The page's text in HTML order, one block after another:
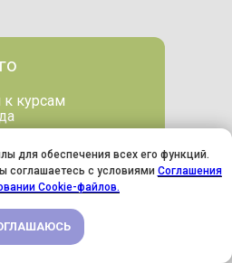
уроков
к курсам
куратора
ВСЕМ СКИДКИ НА ОБУЧЕНИЕ!
для обеспечения всех его функций.
соглашаетесь с условиями Соглашения
Cookie-файлов.